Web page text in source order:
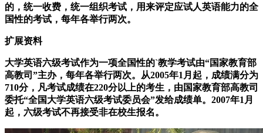
的，统一收费，统一组织考试，用来评定应试人英语能力的全
国性的考试，每年各举行两次。
扩展资料
大学英语六级考试作为一项全国性的`教学考试由“国家教育部
高教司”主办，每年各举行两次。从2005年1月起，成绩满分为
710分，凡考试成绩在220分以上的考生，由国家教育部高教司
委托“全国大学英语六级考试委员会”发给成绩单。2007年1月
起，六级考试不再接受非在校生报名。